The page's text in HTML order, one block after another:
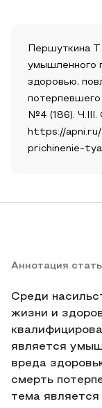
Першуткина
умышленного
здоровью,
потерпевшего
№4 (186). Ч.III.
https://
prichinenie-
Аннотация
Среди
жизни и
является
вреда
смерть
тема является